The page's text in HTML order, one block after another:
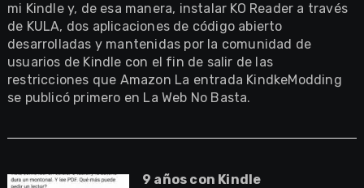
mi Kindle y, de esa manera, instalar KO Reader a través
de KULA, dos aplicaciones de código abierto
desarrolladas y mantenidas por la comunidad de
usuarios de Kindle con el fin de salir de las
restricciones que Amazon La entrada KindkeModding
se publicó primero en La Web No Basta.
9 años con Kindle